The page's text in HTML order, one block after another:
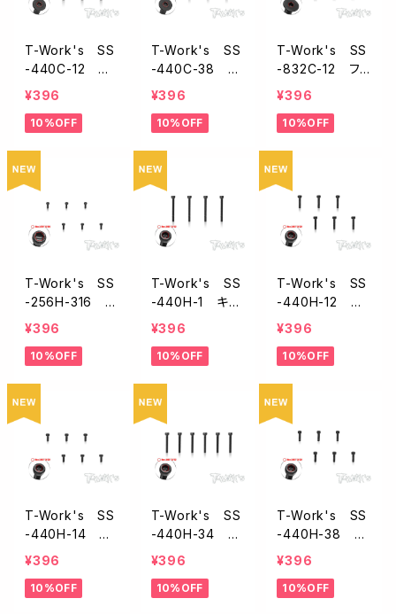
T-Work's SS
-440C-12 フ
ラットヘッドスク
1/2インチ/6本入
¥396
10%OFF
T-Work's SS
-440C-38 フ
ラットヘッドスク
3/8インチ/6本
¥396
10%OFF
T-Work's SS
-832C-12 フ
ラットヘッドスク
1/2インチ/6本入
¥396
10%OFF
T-Work's SS
-256H-316 キ
ャップヘッドスク
3/16インチ/6本
¥396
10%OFF
T-Work's SS
-440H-1 キャ
ップヘッドスクリ
インチ/4本入 】
¥396
10%OFF
T-Work's SS
-440H-12 キ
ャップヘッドスク
1/2インチ/6本入
¥396
10%OFF
T-Work's SS
-440H-14 キ
ャップヘッドスク
1/4インチ/6本入
¥396
10%OFF
T-Work's SS
-440H-34 キ
ャップヘッドスク
3/4インチ/6本
¥396
10%OFF
T-Work's SS
-440H-38 キ
ャップヘッドスク
3/8インチ/6本
¥396
10%OFF